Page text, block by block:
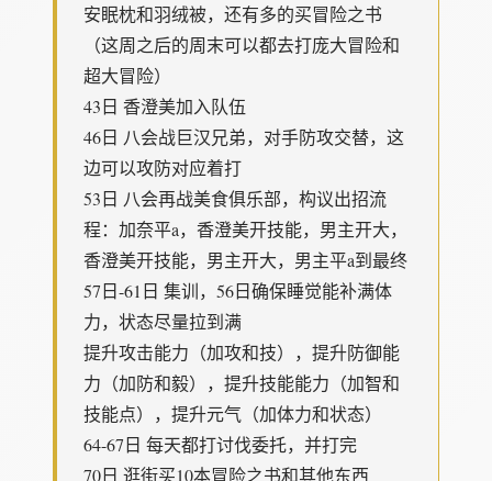
安眠枕和羽绒被，还有多的买冒险之书
（这周之后的周末可以都去打庞大冒险和
超大冒险）
43日 香澄美加入队伍
46日 八会战巨汉兄弟，对手防攻交替，这
边可以攻防对应着打
53日 八会再战美食俱乐部，构议出招流
程：加奈平a，香澄美开技能，男主开大，
香澄美开技能，男主开大，男主平a到最终
57日-61日 集训，56日确保睡觉能补满体
力，状态尽量拉到满
提升攻击能力（加攻和技），提升防御能
力（加防和毅），提升技能能力（加智和
技能点），提升元气（加体力和状态）
64-67日 每天都打讨伐委托，并打完
70日 逛街买10本冒险之书和其他东西